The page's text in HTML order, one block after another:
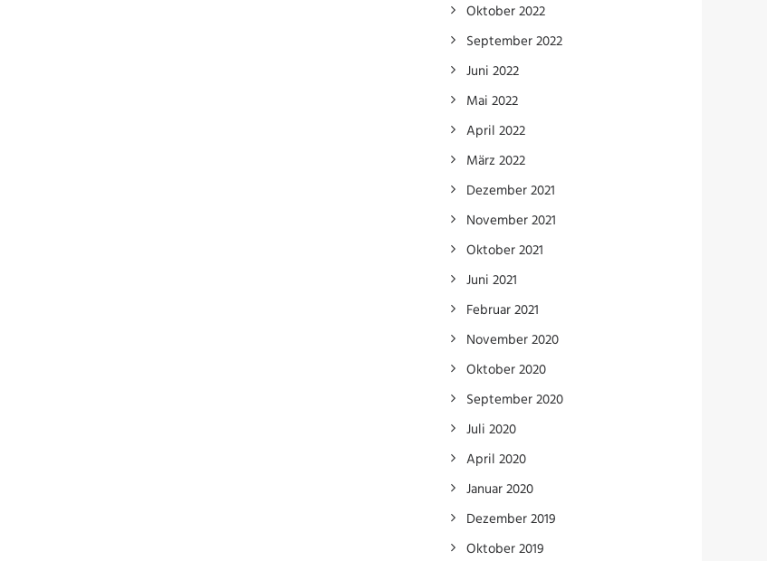
Oktober 2022
September 2022
Juni 2022
Mai 2022
April 2022
März 2022
Dezember 2021
November 2021
Oktober 2021
Juni 2021
Februar 2021
November 2020
Oktober 2020
September 2020
Juli 2020
April 2020
Januar 2020
Dezember 2019
Oktober 2019